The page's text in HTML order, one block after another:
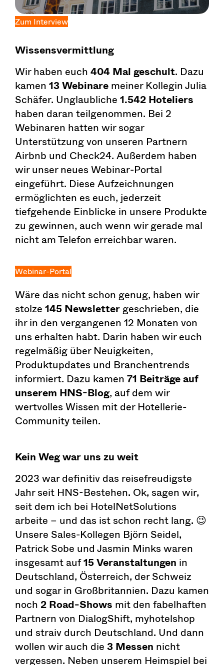
Zum Interview
Wissensvermittlung
Wir haben euch404 Mal geschult. Dazu
kamen13 Webinaremeiner Kollegin Julia
Schäfer. Unglaubliche1.542 Hoteliers
haben daran teilgenommen. Bei 2
Webinaren hatten wir sogar
Unterstützung von unseren Partnern
Airbnb und Check24. Außerdem haben
wir unser neues Webinar-Portal
eingeführt. Diese Aufzeichnungen
ermöglichten es euch, jederzeit
tiefgehende Einblicke in unsere Produkte
zu gewinnen, auch wenn wir gerade mal
nicht am Telefon erreichbar waren.
Webinar-Portal
Wäre das nicht schon genug, haben wir
stolze145 Newslettergeschrieben, die
ihr in den vergangenen 12 Monaten von
uns erhalten habt. Darin haben wir euch
regelmäßig über Neuigkeiten,
Produktupdates und Branchentrends
informiert. Dazu kamen71 Beiträge auf
unserem HNS-Blog, auf dem wir
wertvolles Wissen mit der Hotellerie-
Community teilen.
Kein Weg war uns zu weit
2023 war definitiv das reisefreudigste
Jahr seit HNS-Bestehen. Ok, sagen wir,
seit dem ich bei HotelNetSolutions
arbeite – und das ist schon recht lang. 😉
Unsere Sales-Kollegen Björn Seidel,
Patrick Sobe und Jasmin Minks waren
insgesamt auf15 Veranstaltungen in
Deutschland, Österreich, der Schweiz
und sogar in Großbritannien. Dazu kamen
noch 2 Road-Shows mit den fabelhaften
Partnern von DialogShift, myhotelshop
und straiv durch Deutschland. Und dann
wollen wir auch die3 Messen nicht
vergessen. Neben unserem Heimspiel bei